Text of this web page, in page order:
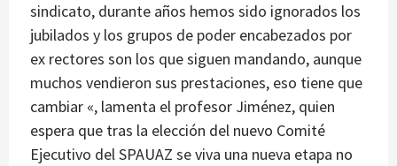
sindicato, durante años hemos sido ignorados los
jubilados y los grupos de poder encabezados por
ex rectores son los que siguen mandando, aunque
muchos vendieron sus prestaciones, eso tiene que
cambiar «, lamenta el profesor Jiménez, quien
espera que tras la elección del nuevo Comité
Ejecutivo del SPAUAZ se viva una nueva etapa no